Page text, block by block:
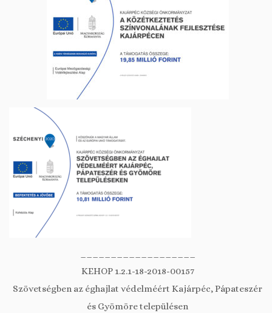
KEHOP 1.2.1-18-2018-00157
Szövetségben az éghajlat védelméért Kajárpéc, Pápateszér
és Gyömöre településen